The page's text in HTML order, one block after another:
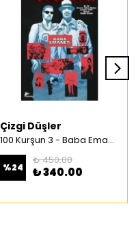
Çizgi Düşler
100 Kurşun 3 - Baba Emaneti Türkçe Çizgi Roman
%24
₺ 450.00
₺ 340.00